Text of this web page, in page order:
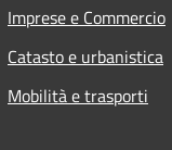
Imprese e Commercio
Catasto e urbanistica
Mobilità e trasporti